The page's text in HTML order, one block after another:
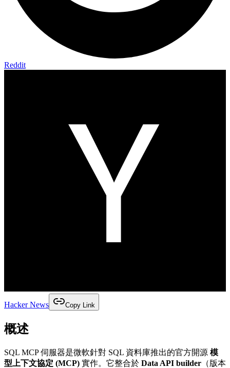
Reddit
Hacker News Copy Link
概述
SQL MCP 伺服器是微軟針對 SQL 資料庫推出的官方開源 模
型上下文協定 (MCP) 實作。它整合於 Data API builder （版本